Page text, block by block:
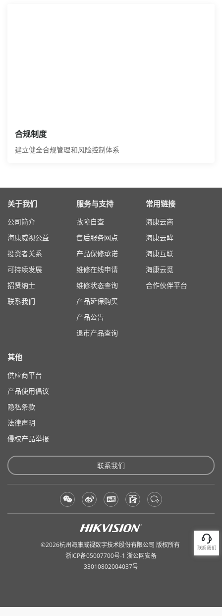
合规制度
建立健全合规管理和风险控制体系
联系我们
关于我们
公司简介
海康威视公益
投资者关系
可持续发展
招贤纳士
联系我们
服务与支持
故障自查
售后服务网点
产品保修承诺
维修在线申请
维修状态查询
产品延保购买
产品公告
退市产品查询
常用链接
海康云商
海康云眸
海康互联
海康云觅
合作伙伴平台
其他
供应商平台
产品使用倡议
隐私条款
法律声明
侵权产品举报
联系我们
©2026杭州海康威视数字技术股份有限公司 版权所有
浙ICP备05007700号-1 浙公网安备
33010802004037号